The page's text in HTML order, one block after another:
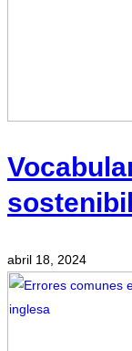
abril 18, 2024